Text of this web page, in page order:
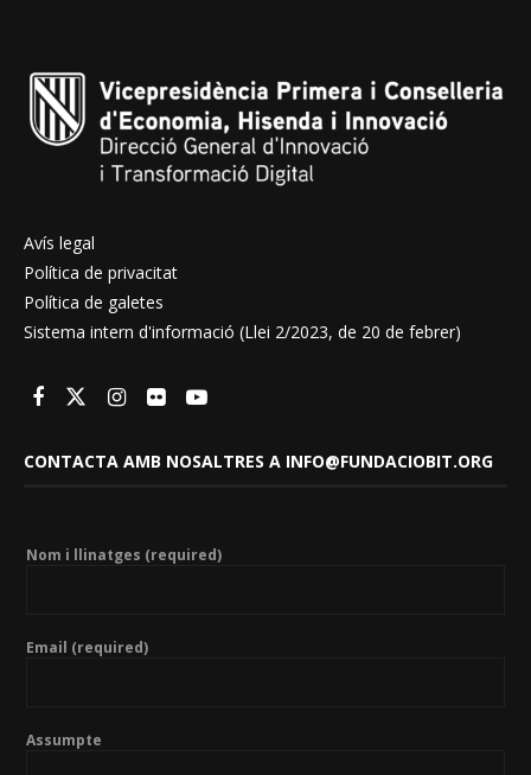
Avís legal
Política de privacitat
Política de galetes
Sistema intern d'informació (Llei 2/2023, de 20 de febrer)
CONTACTA AMB NOSALTRES A INFO@FUNDACIOBIT.ORG
Nom i llinatges (required)
Email (required)
Assumpte